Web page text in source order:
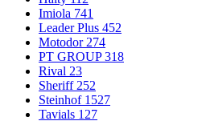
Imiola 741
Leader Plus 452
Motodor 274
PT GROUP 318
Rival 23
Sheriff 252
Steinhof 1527
Tavials 127